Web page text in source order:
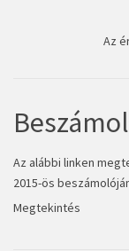
Az
Az alábbi linken
2015-ös
Megtekintés